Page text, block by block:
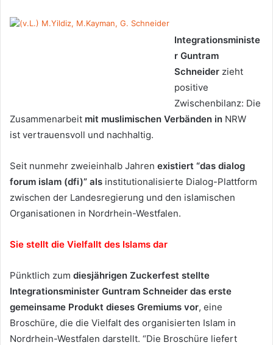
Integrationsministe
r Guntram
Schneider zieht
positive
Zwischenbilanz: Die
Zusammenarbeit mit muslimischen Verbänden in NRW
ist vertrauensvoll und nachhaltig.
Seit nunmehr zweieinhalb Jahren existiert “das dialog
forum islam (dfi)” als institutionalisierte Dialog-Plattform
zwischen der Landesregierung und den islamischen
Organisationen in Nordrhein-Westfalen.
Sie stellt die Vielfallt des Islams dar
Pünktlich zum diesjährigen Zuckerfest stellte
Integrationsminister Guntram Schneider das erste
gemeinsame Produkt dieses Gremiums vor, eine
Broschüre, die die Vielfalt des organisierten Islam in
Nordrhein-Westfalen darstellt. “Die Broschüre liefert